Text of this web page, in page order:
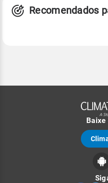
Recomendados
Baixe